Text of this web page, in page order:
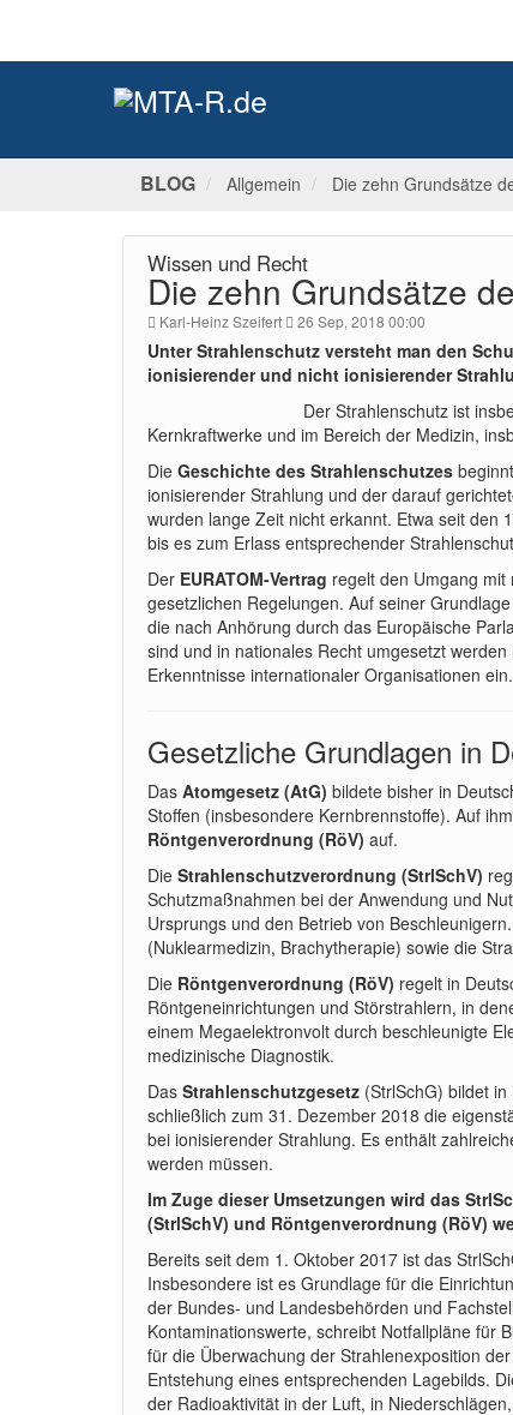
BLOG Allgemein Die zehn Grundsätze
Wissen und Recht
Die zehn Grundsätze
Karl-Heinz Szeifert 26 Sep, 2018 00:00
Unter Strahlenschutz versteht man den
ionisierender und nicht ionisierender
Der Strahlenschutz ist
Kernkraftwerke und im Bereich der Medizin,
Die Geschichte des Strahlenschutzes
ionisierender Strahlung und der darauf
wurden lange Zeit nicht erkannt. Etwa seit den
bis es zum Erlass entsprechender
Der EURATOM-Vertrag regelt den Umgang
gesetzlichen Regelungen. Auf seiner
die nach Anhörung durch das Europäische
sind und in nationales Recht umgesetzt
Erkenntnisse internationaler Organisationen ein.
Gesetzliche Grundlagen in
Das Atomgesetz (AtG) bildete bisher in
Stoffen (insbesondere Kernbrennstoffe). Auf
Röntgenverordnung (RöV) auf.
Die Strahlenschutzverordnung (StrlSchV)
Schutzmaßnahmen bei der Anwendung und
Ursprungs und den Betrieb von
(Nuklearmedizin, Brachytherapie) sowie die
Die Röntgenverordnung (RöV) regelt in
Röntgeneinrichtungen und Störstrahlern, in
einem Megaelektronvolt durch beschleunigte
medizinische Diagnostik.
Das Strahlenschutzgesetz (StrlSchG) bildet
schließlich zum 31. Dezember 2018 die
bei ionisierender Strahlung. Es enthält
werden müssen.
Im Zuge dieser Umsetzungen wird das
(StrlSchV) und Röntgenverordnung (RöV)
Bereits seit dem 1. Oktober 2017 ist das
Insbesondere ist es Grundlage für die
der Bundes- und Landesbehörden und
Kontaminationswerte, schreibt Notfallpläne für
für die Überwachung der Strahlenexposition
Entstehung eines entsprechenden Lagebilds.
der Radioaktivität in der Luft, in